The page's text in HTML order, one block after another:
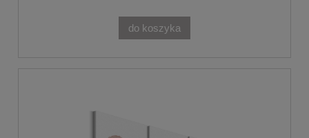
do koszyka